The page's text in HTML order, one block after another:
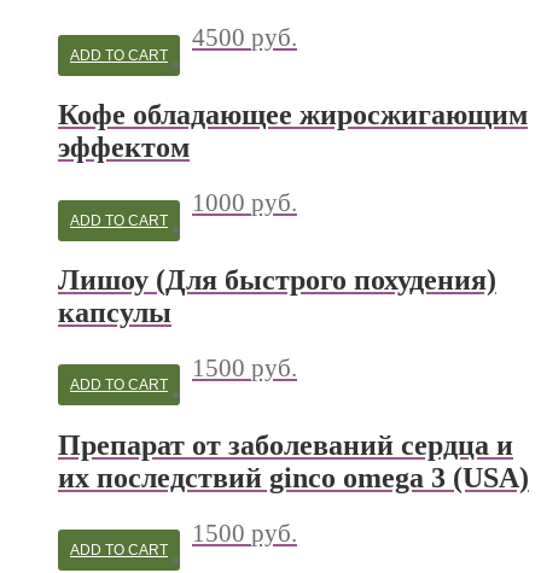
4500 руб.
ADD TO CART
Кофе обладающее жиросжигающим
эффектом
1000 руб.
ADD TO CART
Лишоу (Для быстрого похудения)
капсулы
1500 руб.
ADD TO CART
Препарат от заболеваний сердца и
их последствий ginco omega 3 (USA)
1500 руб.
ADD TO CART